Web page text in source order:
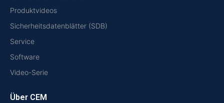
Produktvideos
Sicherheitsdatenblätter (SDB)
Service
Software
Video-Serie
Über CEM